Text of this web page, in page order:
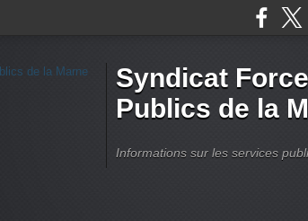
Syndicat
Publics de la
Informations sur les services